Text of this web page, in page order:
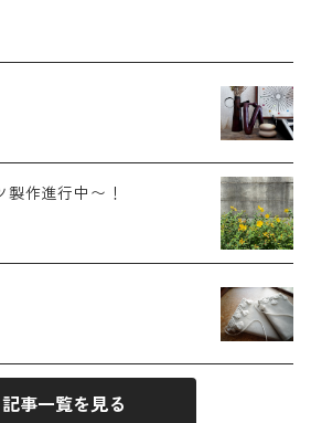
作進行中〜！
記事一覧を見る